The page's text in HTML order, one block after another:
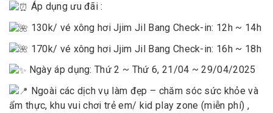
Áp dụng ưu đãi :
130k/ vé xông hơi Jjim Jil Bang Check-in: 12h ~ 14h
170k/ vé xông hơi Jjim Jil Bang Check-in: 16h ~ 18h
Ngày áp dụng: Thứ 2 ~ Thứ 6, 21/04 ~ 29/04/2025
Ngoài các dịch vụ làm đẹp – chăm sóc sức khỏe và
ẩm thực, khu vui chơi trẻ em/ kid play zone (miễn phí) ,